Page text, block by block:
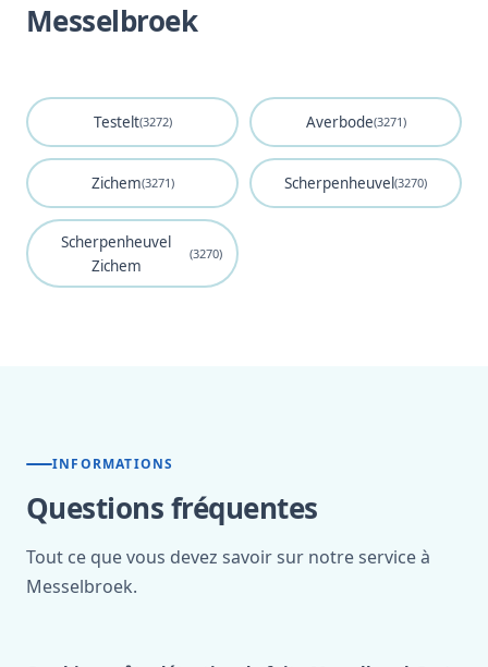
Messelbroek
Testelt(3272) Averbode(3271)
Zichem(3271) Scherpenheuvel(3270)
Scherpenheuvel
Zichem
(3270)
INFORMATIONS
Questions fréquentes
Tout ce que vous devez savoir sur notre service à
Messelbroek.